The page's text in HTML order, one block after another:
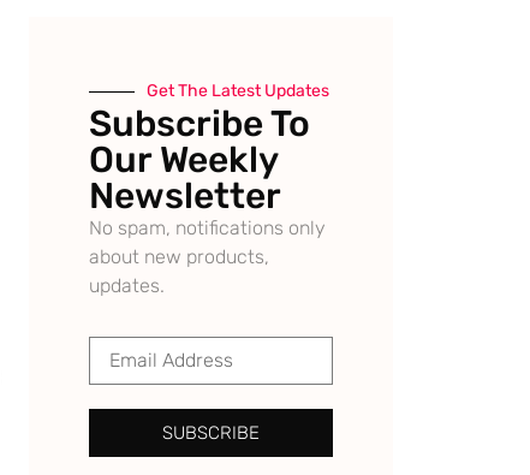
Get The Latest Updates
Subscribe To
Our Weekly
Newsletter
No spam, notifications only
about new products,
updates.
SUBSCRIBE